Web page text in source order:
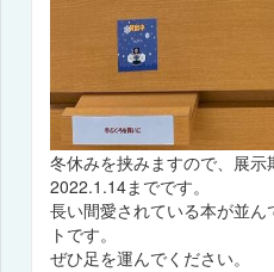
冬休みを挟みますので、展示
2022.1.14までです。
長い間愛されている本が並
トです。
ぜひ足を運んでください。